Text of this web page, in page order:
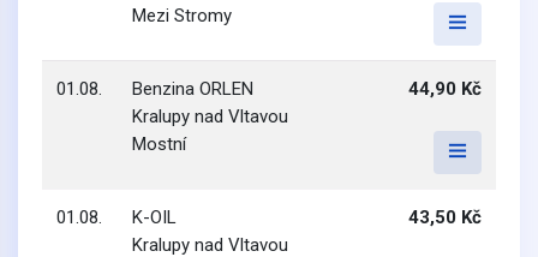
Mezi Stromy
01.08.
Benzina ORLEN
Kralupy nad Vltavou
Mostní
44,90 Kč
01.08.
K-OIL
Kralupy nad Vltavou
43,50 Kč